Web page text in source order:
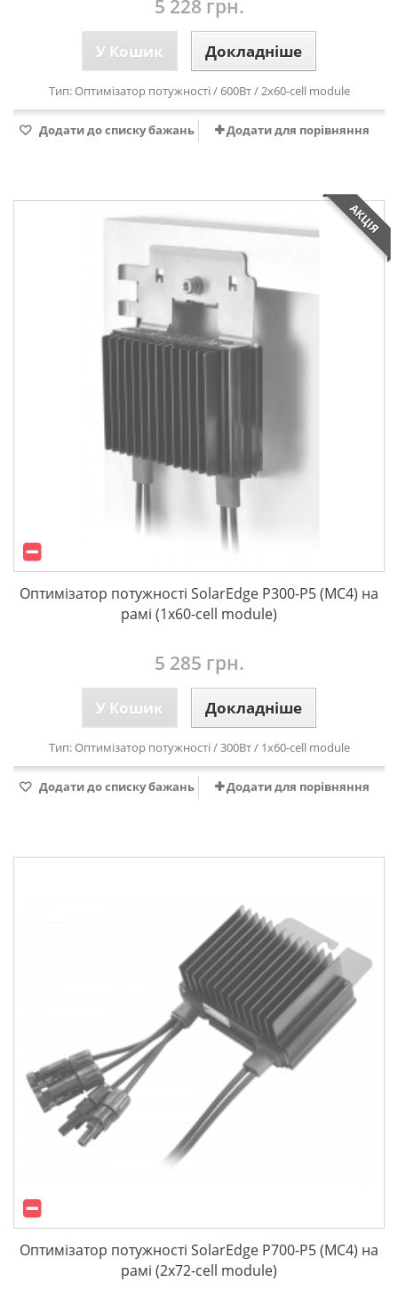
5 228 грн.
У Кошик Докладніше
Тип:Оптимізатор потужності/ 600Вт / 2x60-cell module
Додати до списку бажань Додати для порівняння
АКЦІЯ
Оптимізатор потужності SolarEdge P300-P5 (МС4) на
рамі (1x60-cell module)
5 285 грн.
У Кошик Докладніше
Тип:Оптимізатор потужності/ 300Вт / 1x60-cell module
Додати до списку бажань Додати для порівняння
Оптимізатор потужності SolarEdge P700-P5 (МС4) на
рамі (2x72-cell module)